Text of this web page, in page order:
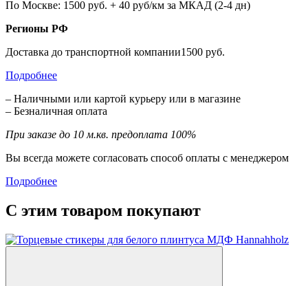
По Москве: 1500 руб. + 40 руб/км за МКАД (2-4 дн)
Регионы РФ
Доставка до транспортной компании1500 руб.
Подробнее
– Наличными или картой курьеру или в магазине
– Безналичная оплата
При заказе до 10 м.кв. предоплата 100%
Вы всегда можете согласовать способ оплаты с менеджером
Подробнее
С этим товаром покупают